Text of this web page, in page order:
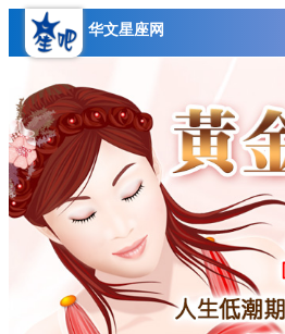
华文星座网